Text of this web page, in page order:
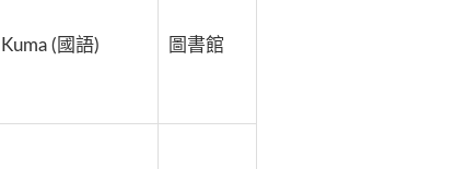
Kuma (國語) 圖書館